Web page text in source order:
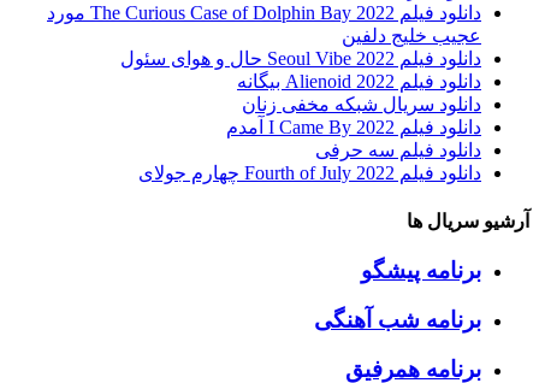
دانلود فیلم The Curious Case of Dolphin Bay 2022 مورد
عجیب خلیج دلفین
دانلود فیلم Seoul Vibe 2022 حال و هوای سئول
دانلود فیلم Alienoid 2022 بیگانه
دانلود سریال شبکه مخفی زنان
دانلود فیلم I Came By 2022 آمدم
دانلود فیلم سه حرفی
دانلود فیلم Fourth of July 2022 چهارم جولای
آرشیو سریال ها
برنامه پیشگو
برنامه شب آهنگی
برنامه همرفیق